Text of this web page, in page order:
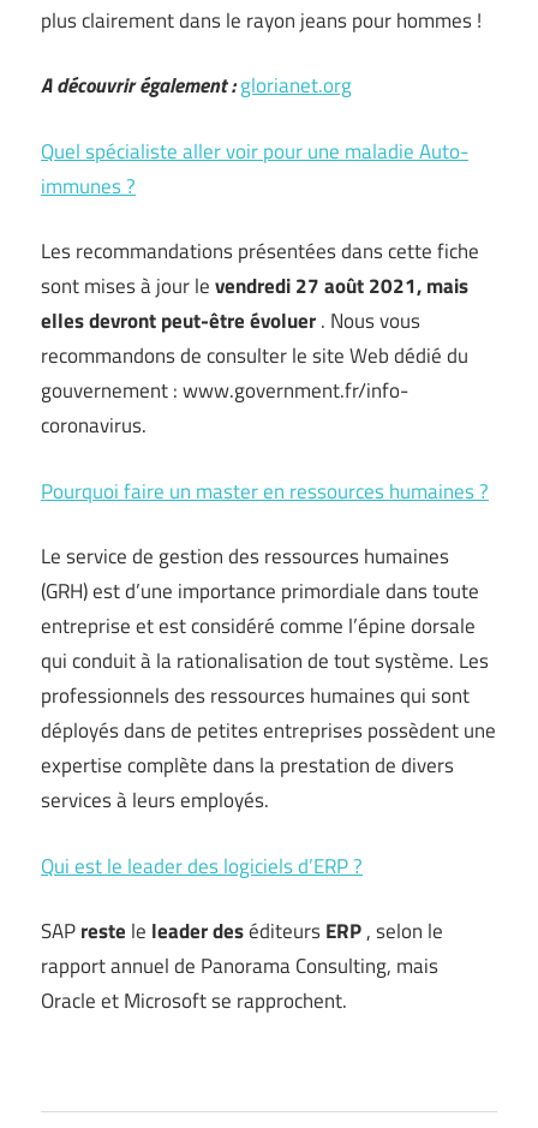
plus clairement dans le rayon jeans pour hommes !
A découvrir également :glorianet.org
Quel spécialiste aller voir pour une maladie Auto-
immunes ?
Les recommandations présentées dans cette fiche
sont mises à jour levendredi 27 août 2021, mais
elles devront peut-être évoluer. Nous vous
recommandons de consulter le site Web dédié du
gouvernement : www.government.fr/info-
coronavirus.
Pourquoi faire un master en ressources humaines ?
Le service de gestion des ressources humaines
(GRH) est d’une importance primordiale dans toute
entreprise et est considéré comme l’épine dorsale
qui conduit à la rationalisation de tout système. Les
professionnels des ressources humaines qui sont
déployés dans de petites entreprises possèdent une
expertise complète dans la prestation de divers
services à leurs employés.
Qui est le leader des logiciels d’ERP ?
SAPreste le leader deséditeursERP, selon le
rapport annuel de Panorama Consulting, mais
Oracle et Microsoft se rapprochent.